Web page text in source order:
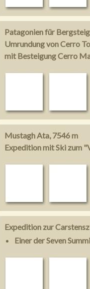
Patagonien für
Umrundung von Cerro
mit Besteigung Cerro
Mustagh Ata, 7546 m
Expedition mit Ski zum
Expedition zur
Einer der Seven